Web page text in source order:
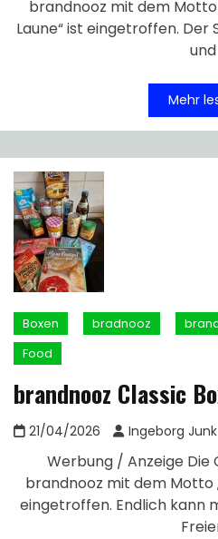
brandnooz mit dem
Laune“ ist eingetroffen.
und
Mehr
Boxen bradnooz
Food
brandnooz Classic
21/04/2026 Ingeborg Junk
Werbung / Anzeige Die
brandnooz mit dem Motto
eingetroffen. Endlich kann